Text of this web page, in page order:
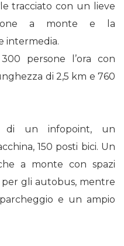
tracciato con un lieve
a monte e la
intermedia.
persone l’ora con
di 2,5 km e 760
di un infopoint, un
150 posti bici. Un
a monte con spazi
gli autobus, mentre
e un ampio